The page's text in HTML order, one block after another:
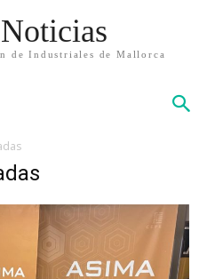
de Industriales de Mallorca